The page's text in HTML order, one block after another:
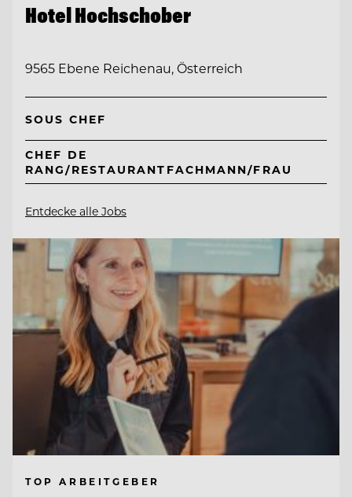
Hotel Hochschober
9565 Ebene Reichenau, Österreich
SOUS CHEF
CHEF DE
RANG/RESTAURANTFACHMANN/FRAU
Entdecke alle Jobs
TOP ARBEITGEBER